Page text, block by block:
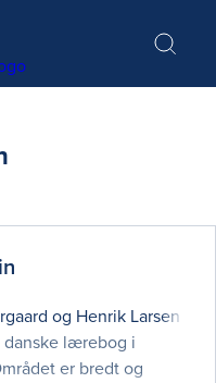
og Henrik Larsen
danske lærebog i
er bredt og